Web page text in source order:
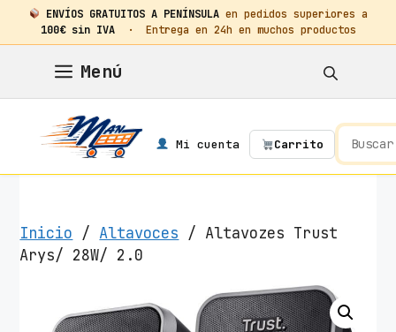
ENVÍOS GRATUITOS A PENÍNSULA en pedidos superiores a
100€ sin IVA· Entrega en 24h en muchos productos
contenido
Menú
Mi cuenta Carrito
Inicio / Altavoces / Altavozes Trust
Arys/ 28W/ 2.0